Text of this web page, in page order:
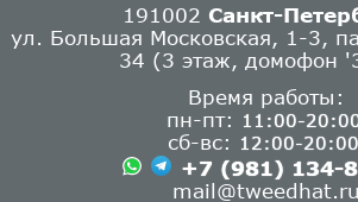
191002 Санкт-
ул. Большая Московская, 1-3,
34 (3 этаж, домофон
Время работы:
пн-пт:
11:00-
сб-вс: 12:00-20:00
+7 (981) 134-
mail@tweedhat.ru